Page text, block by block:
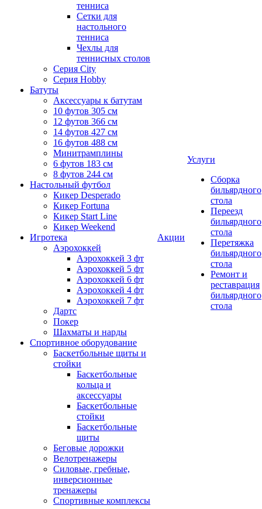
тенниса
Сетки для
настольного
тенниса
Чехлы для
теннисных столов
Серия City
Серия Hobby
Батуты
Аксессуары к батутам
10 футов 305 см
12 футов 366 см
14 футов 427 см
16 футов 488 см
Минитрамплины
6 футов 183 см
8 футов 244 см
Настольный футбол
Кикер Desperado
Кикер Fortuna
Кикер Start Line
Кикер Weekend
Игротека
Аэрохоккей
Аэрохоккей 3 фт
Аэрохоккей 5 фт
Аэрохоккей 6 фт
Аэрохоккей 4 фт
Аэрохоккей 7 фт
Дартс
Покер
Шахматы и нарды
Спортивное оборудование
Баскетбольные щиты и
стойки
Баскетбольные
кольца и
аксессуары
Баскетбольные
стойки
Баскетбольные
щиты
Беговые дорожки
Велотренажеры
Силовые, гребные,
инверсионные
тренажеры
Спортивные комплексы
Акции
Услуги
Сборка
бильярдного
стола
Переезд
бильярдного
стола
Перетяжка
бильярдного
стола
Ремонт и
реставрация
бильярдного
стола